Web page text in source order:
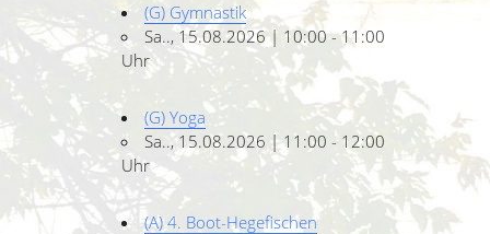
(G) Gymnastik
Sa.., 15.08.2026 | 10:00 - 11:00
Uhr
(G) Yoga
Sa.., 15.08.2026 | 11:00 - 12:00
Uhr
(A) 4. Boot-Hegefischen